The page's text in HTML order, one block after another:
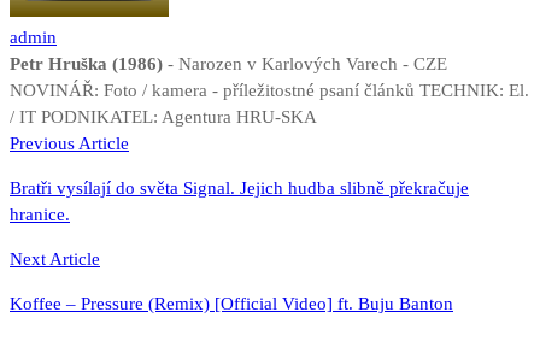
admin
Petr Hruška (1986) - Narozen v Karlových Varech - CZE
NOVINÁŘ: Foto / kamera - příležitostné psaní článků TECHNIK: El.
/ IT PODNIKATEL: Agentura HRU-SKA
Navigace
pro
příspěvek
Previous Article
Bratři vysílají do světa Signal. Jejich hudba slibně překračuje
hranice.
Next Article
Koffee – Pressure (Remix) [Official Video] ft. Buju Banton